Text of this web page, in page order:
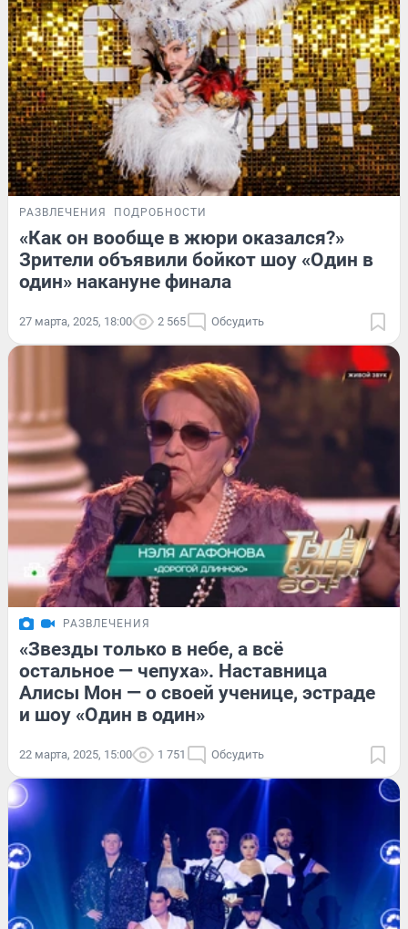
РАЗВЛЕЧЕНИЯ ПОДРОБНОСТИ
«Как он вообще в жюри оказался?»
Зрители объявили бойкот шоу «Один в
один» накануне финала
27 марта, 2025, 18:00 2 565 Обсудить
РАЗВЛЕЧЕНИЯ
«Звезды только в небе, а всё
остальное — чепуха». Наставница
Алисы Мон — о своей ученице, эстраде
и шоу «Один в один»
22 марта, 2025, 15:00 1 751 Обсудить